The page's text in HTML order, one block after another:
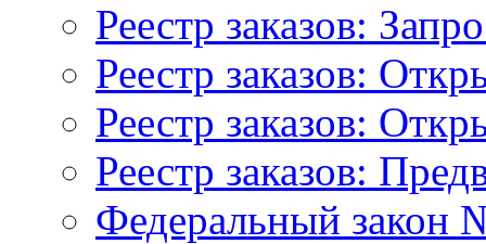
Реестр заказов:
Реестр заказов:
Реестр заказов:
Реестр заказов:
Федеральный закон